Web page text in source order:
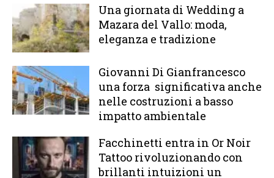
Una giornata di Wedding a
Mazara del Vallo: moda,
eleganza e tradizione
Giovanni Di Gianfrancesco
una forza significativa anche
nelle costruzioni a basso
impatto ambientale
Facchinetti entra in Or Noir
Tattoo rivoluzionando con
brillanti intuizioni un